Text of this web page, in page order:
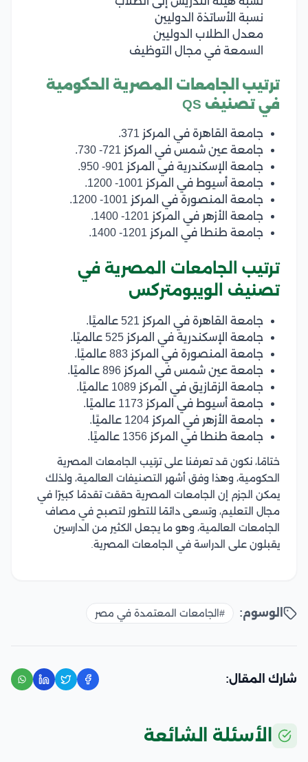
نسبة الأساتذة الدوليين
معدل الطلاب الدوليين
السمعة في مجال التوظيف
ترتيب الجامعات المصرية الحكومية
في تصنيف QS
جامعة القاهرة في المركز 371.
جامعة عين شمس في المركز 721- 730.
جامعة الإسكندرية في المركز 901- 950.
جامعة أسيوط في المركز 1001- 1200.
جامعة المنصورة في المركز 1001- 1200.
جامعة الأزهر في المركز 1201- 1400.
جامعة طنطا في المركز 1201- 1400.
ترتيب الجامعات المصرية في
تصنيف الويبومتركس
جامعة القاهرة في المركز 521 عالميًا.
جامعة الإسكندرية في المركز 525 عالميًا.
جامعة المنصورة في المركز 883 عالميًا.
جامعة عين شمس في المركز 896 عالميًا.
جامعة الزقازيق في المركز 1089 عالميًا.
جامعة أسيوط في المركز 1173 عالميًا.
جامعة الأزهر في المركز 1204 عالميًا.
جامعة طنطا في المركز 1356 عالميًا.
ختامًا، نكون قد تعرفنا على ترتيب الجامعات المصرية
الحكومية، وهذا وفق أشهر التصنيفات العالمية، ولذلك
يمكن الجزم إن الجامعات المصرية حققت تقدمًا كبيرًا في
مجال التعليم، وتسعى دائمًا للتطور لتصبح في مصاف
الجامعات العالمية، وهو ما يجعل الكثير من الدارسين
يقبلون على الدراسة في الجامعات المصرية.
الوسوم: #الجامعات المعتمدة في مصر
شارك المقال:
الأسئلة الشائعة